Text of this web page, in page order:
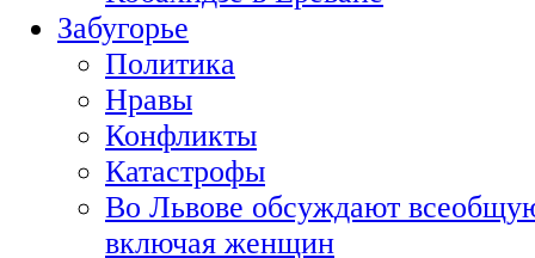
Забугорье
Политика
Нравы
Конфликты
Катастрофы
Во Львове обсуждают
включая женщин